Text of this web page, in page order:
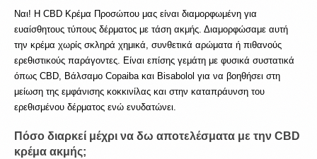
Ναι! Η CBD Κρέμα Προσώπου μας είναι διαμορφωμένη για
ευαίσθητους τύπους δέρματος με τάση ακμής. Διαμορφώσαμε αυτή
την κρέμα χωρίς σκληρά χημικά, συνθετικά αρώματα ή πιθανούς
ερεθιστικούς παράγοντες. Είναι επίσης γεμάτη με φυσικά συστατικά
όπως CBD, Βάλσαμο Copaiba και Bisabolol για να βοηθήσει στη
μείωση της εμφάνισης κοκκινίλας και στην καταπράυνση του
ερεθισμένου δέρματος ενώ ενυδατώνει.
Πόσο διαρκεί μέχρι να δω αποτελέσματα με την CBD
κρέμα ακμής;